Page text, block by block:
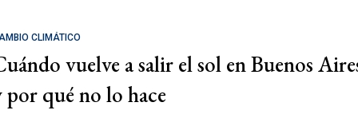
CLIMÁTICO
vuelve a salir el sol en Buenos
por qué no lo hace